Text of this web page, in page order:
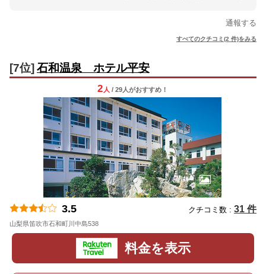
通報する
すべてのクチコミ(2 件)をみる
[7位] 石和温泉 ホテル平安
2 人 / 29人がおすすめ！
3.5 クチコミ数 : 31 件
山梨県笛吹市石和町川中島538
料金を表示